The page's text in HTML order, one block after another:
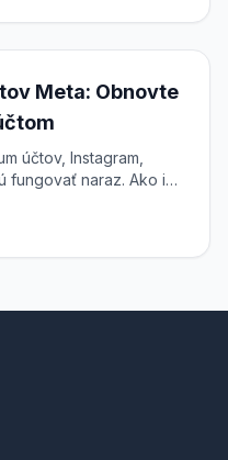
Meta: Obnovte
účtov, Instagram,
naraz. Ako ich